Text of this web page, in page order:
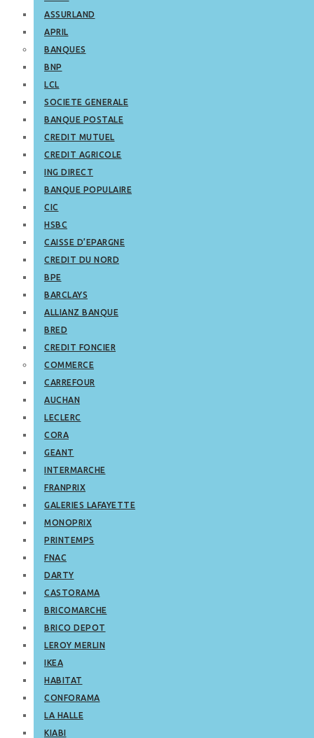
ASSURLAND
APRIL
BANQUES
BNP
LCL
SOCIETE GENERALE
BANQUE POSTALE
CREDIT MUTUEL
CREDIT AGRICOLE
ING DIRECT
BANQUE POPULAIRE
CIC
HSBC
CAISSE D’EPARGNE
CREDIT DU NORD
BPE
BARCLAYS
ALLIANZ BANQUE
BRED
CREDIT FONCIER
COMMERCE
CARREFOUR
AUCHAN
LECLERC
CORA
GEANT
INTERMARCHE
FRANPRIX
GALERIES LAFAYETTE
MONOPRIX
PRINTEMPS
FNAC
DARTY
CASTORAMA
BRICOMARCHE
BRICO DEPOT
LEROY MERLIN
IKEA
HABITAT
CONFORAMA
LA HALLE
KIABI